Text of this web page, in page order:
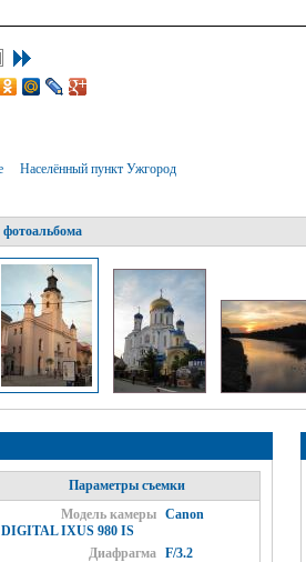
Населённый пункт Ужгород
Параметры съемки
Модель камеры
Canon
DIGITAL IXUS 980 IS
Диафрагма
F/3.2